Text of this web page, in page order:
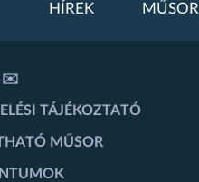
HÍREK MŰSOR
✉️
TÁJÉKOZTATÓ
MŰSOR